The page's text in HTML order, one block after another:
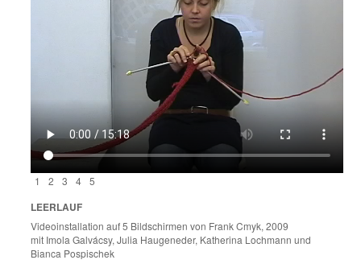
1 2 3 4 5
LEERLAUF
Videoinstallation auf 5 Bildschirmen von Frank Cmyk, 2009
mit Imola Galvácsy, Julia Haugeneder, Katherina Lochmann und
Bianca Pospischek